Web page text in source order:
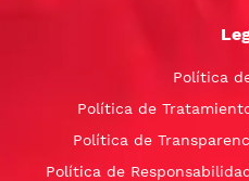
Política
Política de
Política de
Política de